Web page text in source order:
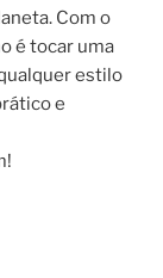
Com o
é tocar uma
estilo
e